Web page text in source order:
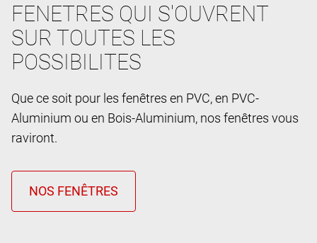
FENETRES QUI S'OUVRENT
SUR TOUTES LES
POSSIBILITES
Que ce soit pour les fenêtres en PVC, en PVC-
Aluminium ou en Bois-Aluminium, nos fenêtres vous
raviront.